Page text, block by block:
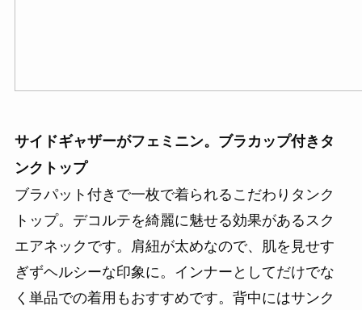
サイドギャザーがフェミニン。ブラカップ付きタ
ンクトップ
ブラパット付きで一枚で着られるこだわりタンク
トップ。デコルテを綺麗に魅せる効果があるスク
エアネックです。肩紐が太めなので、肌を見せす
ぎずヘルシーな印象に。インナーとしてだけでな
く単品での着用もおすすめです。背中にはサンク